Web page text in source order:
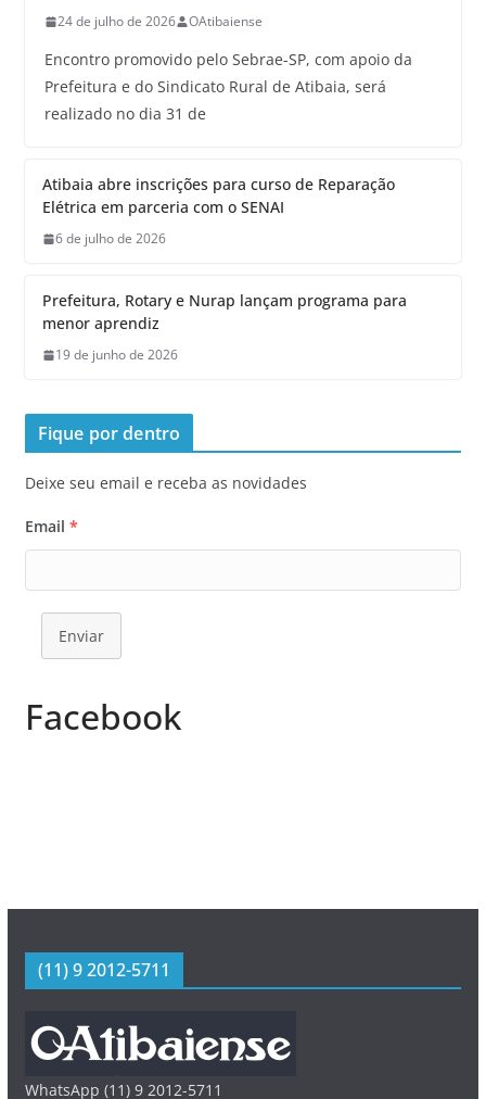
24 de julho de 2026 OAtibaiense
Encontro promovido pelo Sebrae-SP, com apoio da
Prefeitura e do Sindicato Rural de Atibaia, será
realizado no dia 31 de
Atibaia abre inscrições para curso de Reparação
Elétrica em parceria com o SENAI
6 de julho de 2026
Prefeitura, Rotary e Nurap lançam programa para
menor aprendiz
19 de junho de 2026
Fique por dentro
Deixe seu email e receba as novidades
Email *
Enviar
Facebook
(11) 9 2012-5711
WhatsApp (11) 9 2012-5711